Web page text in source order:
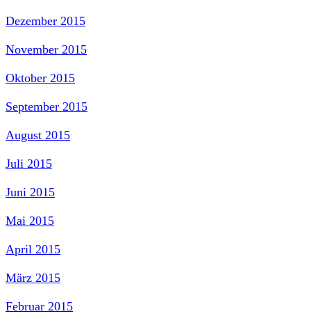
Dezember 2015
November 2015
Oktober 2015
September 2015
August 2015
Juli 2015
Juni 2015
Mai 2015
April 2015
März 2015
Februar 2015